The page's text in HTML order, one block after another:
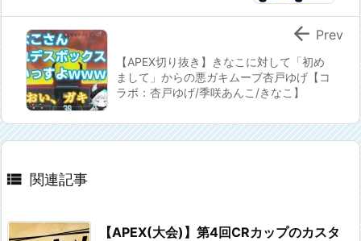
【APEX切り抜き】きなこに対して「初め
まして」からの悪ガキムーブ杏戸ゆげ【コ
ラボ：杏戸ゆげ/季咲あんこ/きなこ】
 Prev
 関連記事
【APEX(大会)】第4回CRカップのカスタ